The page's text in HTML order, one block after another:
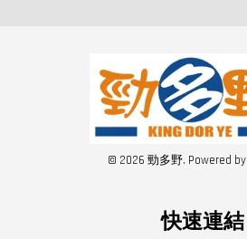
© 2026 勁多野. Powered by
快速連結